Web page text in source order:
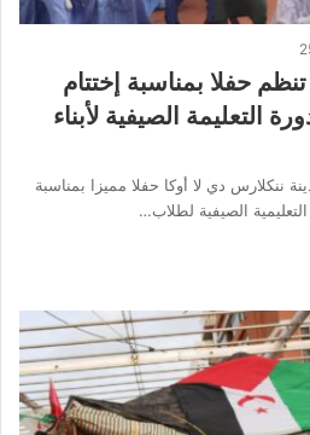
حفلا بمناسبة إختتام
التعليمة الصيفية لأبناء
ننكلارس دي لا أوكا حفلا مميزا بمناسبة
الصيفية لطلاب…